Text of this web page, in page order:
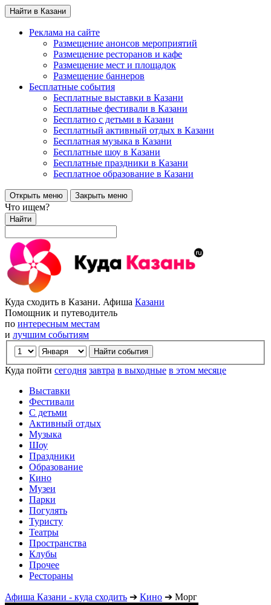
Найти в Казани
Реклама на сайте
Размещение анонсов мероприятий
Размещение ресторанов и кафе
Размещение мест и площадок
Размещение баннеров
Бесплатные события
Бесплатные выставки в Казани
Бесплатные фестивали в Казани
Бесплатно с детьми в Казани
Бесплатный активный отдых в Казани
Бесплатная музыка в Казани
Бесплатные шоу в Казани
Бесплатные праздники в Казани
Бесплатное образование в Казани
Открыть меню Закрыть меню
Что ищем?
Найти
Куда сходить в Казани. Афиша Казани
Помощник и путеводитель
по интересным местам
и лучшим событиям
Куда пойти сегодня завтра в выходные в этом месяце
Выставки
Фестивали
С детьми
Активный отдых
Музыка
Шоу
Праздники
Образование
Кино
Музеи
Парки
Погулять
Туристу
Театры
Пространства
Клубы
Прочее
Рестораны
Афиша Казани - куда сходить ➔ Кино ➔ Морг